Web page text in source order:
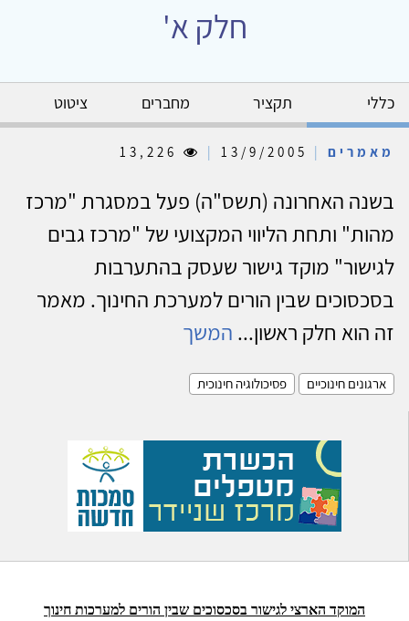
חלק א'
כללי תקציר מחברים ציטוט
מאמרים |
|
בשנה האחרונה (תשס"ה) פעל במסגרת "מרכז
מהות" ותחת הליווי המקצועי של "מרכז גבים
לגישור" מוקד גישור שעסק בהתערבות
בסכסוכים שבין הורים למערכת החינוך. מאמר
זה הוא חלק ראשון... המשך
ארגונים חינוכיים פסיכולוגיה חינוכית
המוקד הארצי לגישור בסכסוכים שבין הורים למערכות חינוך